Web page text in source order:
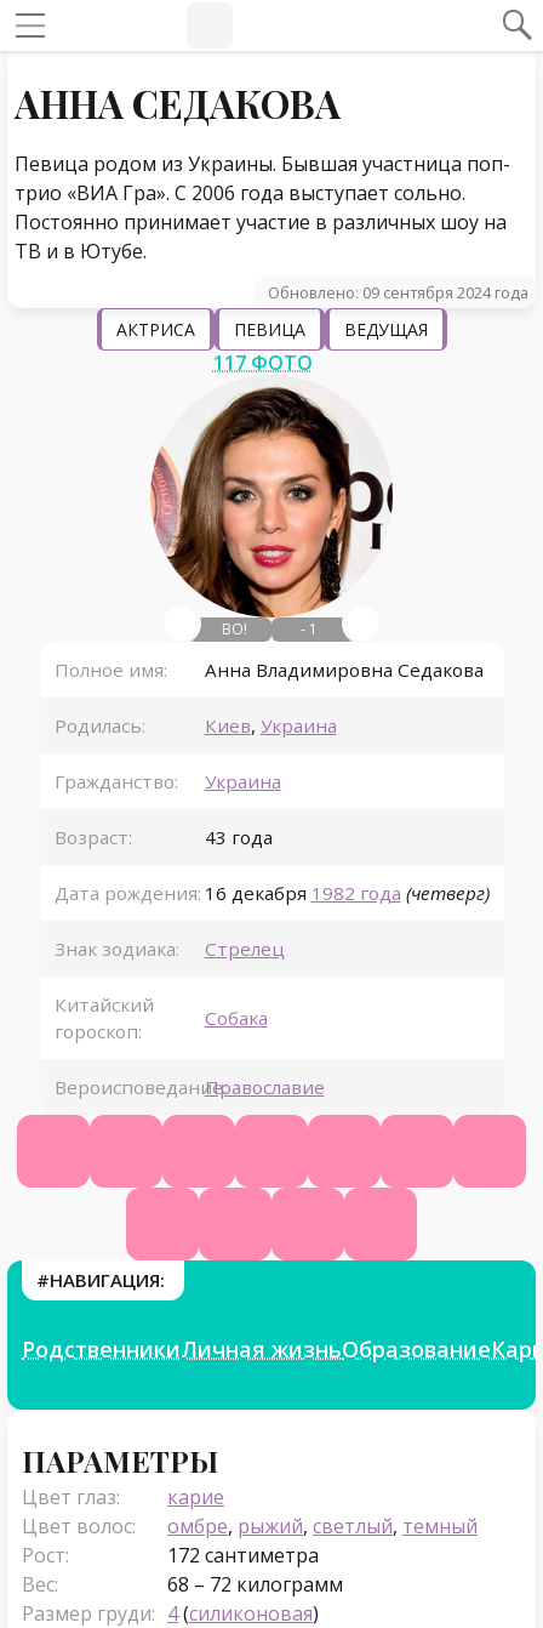
АННА СЕДАКОВА
Певица родом из Украины. Бывшая участница поп-
трио «ВИА Гра». С 2006 года выступает сольно.
Постоянно принимает участие в различных шоу на
ТВ и в Ютубе.
Обновлено: 09 сентября 2024 года
АКТРИСА ПЕВИЦА ВЕДУЩАЯ
117 ФОТО
ВО! - 1
Полное имя: Анна Владимировна Седакова
Родилась: Киев, Украина
Гражданство: Украина
Возраст: 43 года
Дата рождения: 16 декабря 1982 года (четверг)
Знак зодиака: Стрелец
Китайский
гороскоп:
Собака
Вероисповедание:Православие
#НАВИГАЦИЯ:
РодственникиЛичная жизньОбразование
ПАРАМЕТРЫ
Цвет глаз:
карие
Цвет волос:
омбре, рыжий, светлый, темный
Рост:
172 сантиметра
Вес:
68 – 72 килограмм
Размер груди: 4(силиконовая)